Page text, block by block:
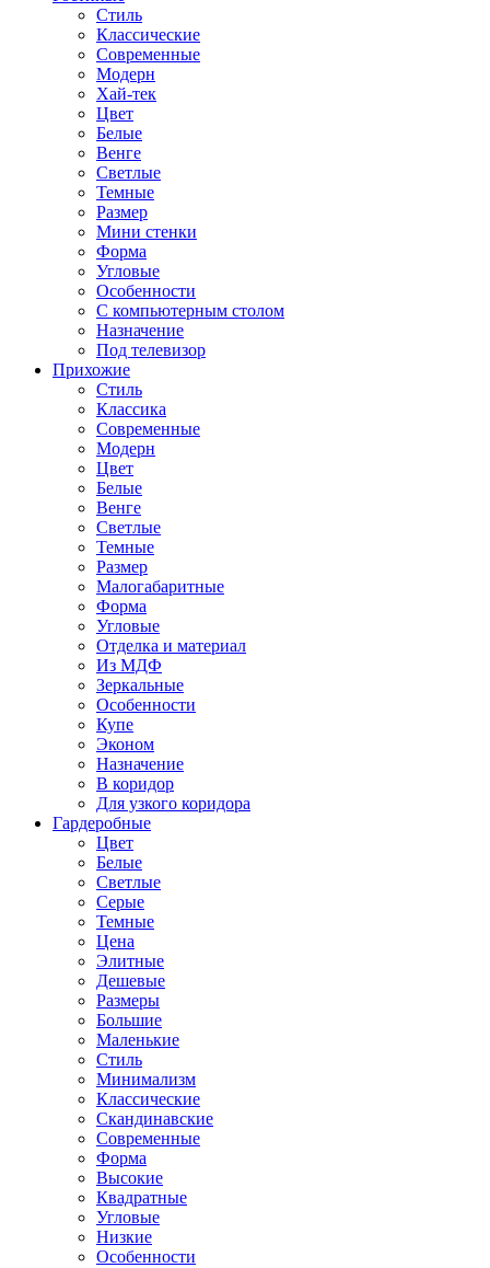
Стиль
Классические
Современные
Модерн
Хай-тек
Цвет
Белые
Венге
Светлые
Темные
Размер
Мини стенки
Форма
Угловые
Особенности
С компьютерным столом
Назначение
Под телевизор
Прихожие
Стиль
Классика
Современные
Модерн
Цвет
Белые
Венге
Светлые
Темные
Размер
Малогабаритные
Форма
Угловые
Отделка и материал
Из МДФ
Зеркальные
Особенности
Купе
Эконом
Назначение
В коридор
Для узкого коридора
Гардеробные
Цвет
Белые
Светлые
Серые
Темные
Цена
Элитные
Дешевые
Размеры
Большие
Маленькие
Стиль
Минимализм
Классические
Скандинавские
Современные
Форма
Высокие
Квадратные
Угловые
Низкие
Особенности